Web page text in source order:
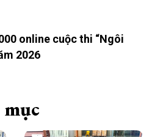
online cuộc thi “Ngôi
2026